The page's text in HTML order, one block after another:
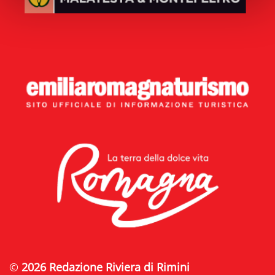
© 2026 Redazione Riviera di Rimini